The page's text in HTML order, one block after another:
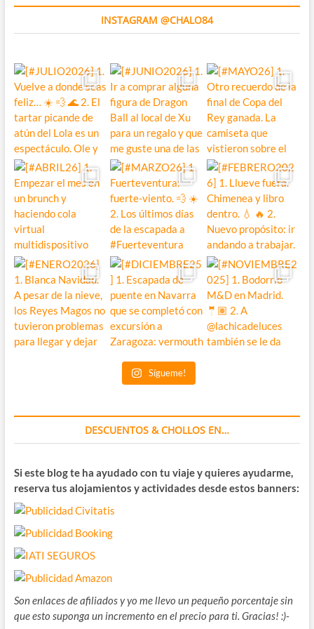
INSTAGRAM @CHALO84
Sígueme!
DESCUENTOS & CHOLLOS EN…
Si este blog te ha ayudado con tu viaje y quieres ayudarme,
reserva tus alojamientos y actividades desde estos banners:
Son enlaces de afiliados y yo me llevo un pequeño porcentaje sin
que esto suponga un incremento en el precio para ti. Gracias! :)-